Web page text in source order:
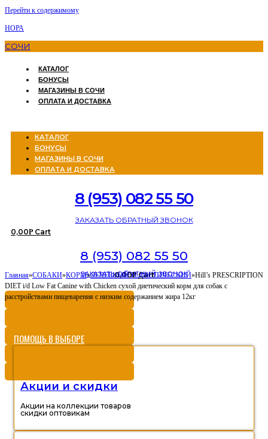
Перейти к содержимому
НОРА
СОЧИ
КАТАЛОГ
БОНУСЫ
МАГАЗИНЫ В СОЧИ
ОПЛАТА И ДОСТАВКА
КАТАЛОГ
БОНУСЫ
МАГАЗИНЫ В СОЧИ
ОПЛАТА И ДОСТАВКА
8 (953) 082 55 50
ЗАКАЗАТЬ ОБРАТНЫЙ ЗВОНОК
0,00Р Cart
8 (953) 082 55 50
ЗАКАЗАТЬ ОБРАТНЫЙ ЗВОНОК
0,00Р Cart
Главная»СОБАКИ»КОРМ»ЛЕЧЕБНЫЙ И ДИЕТИЧЕСКИЙ»Hill’s PRESCRIPTION
DIET i/d Low Fat Canine with Chicken сухой диетический корм для собак с
расстройствами пищеварения с низким содержанием жира 12кг
ПОМОЩЬ В ВЫБОРЕ
Акции и скидки
Акции на коллекции товаров
скидки оптовикам